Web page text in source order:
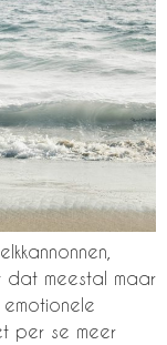
dat meestal maar
per se meer